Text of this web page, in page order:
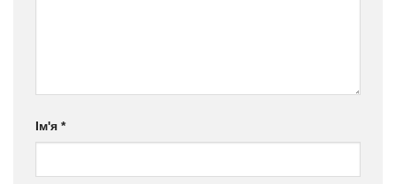
Ім'я *